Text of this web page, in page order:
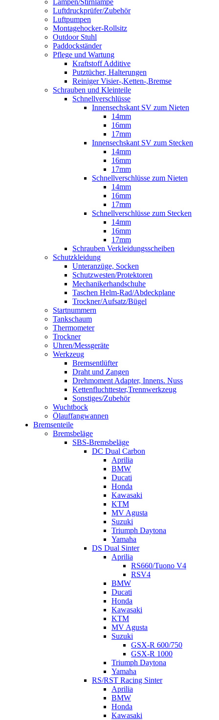
Lampen/Stirnlampe
Luftdruckprüfer/Zubehör
Luftpumpen
Montagehocker-Rollsitz
Outdoor Stuhl
Paddockständer
Pflege und Wartung
Kraftstoff Additive
Putztücher, Halterungen
Reiniger Visier-,Ketten-,Bremse
Schrauben und Kleinteile
Schnellverschlüsse
Innensechskant SV zum Nieten
14mm
16mm
17mm
Innensechskant SV zum Stecken
14mm
16mm
17mm
Schnellverschlüsse zum Nieten
14mm
16mm
17mm
Schnellverschlüsse zum Stecken
14mm
16mm
17mm
Schrauben Verkleidungsscheiben
Schutzkleidung
Unteranzüge, Socken
Schutzwesten/Protektoren
Mechanikerhandschuhe
Taschen Helm-Rad/Abdeckplane
Trockner/Aufsatz/Bügel
Startnummern
Tankschaum
Thermometer
Trockner
Uhren/Messgeräte
Werkzeug
Bremsentlüfter
Draht und Zangen
Drehmoment Adapter, Innens. Nuss
Kettenfluchttester,Trennwerkzeug
Sonstiges/Zubehör
Wuchtbock
Ölauffangwannen
Bremsenteile
Bremsbeläge
SBS-Bremsbeläge
DC Dual Carbon
Aprilia
BMW
Ducati
Honda
Kawasaki
KTM
MV Agusta
Suzuki
Triumph Daytona
Yamaha
DS Dual Sinter
Aprilia
RS660/Tuono V4
RSV4
BMW
Ducati
Honda
Kawasaki
KTM
MV Agusta
Suzuki
GSX-R 600/750
GSX-R 1000
Triumph Daytona
Yamaha
RS/RST Racing Sinter
Aprilia
BMW
Honda
Kawasaki